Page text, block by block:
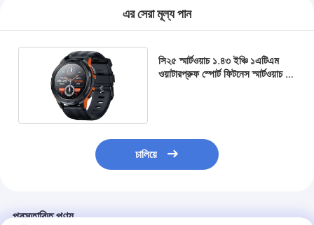
এর সেরা মূল্য পান
সি২৫ স্মার্টওয়াচ ১.৪৩ ইঞ্চি ১এটিএম
ওয়াটারপ্রুফ স্পোর্ট ফিটনেস স্মার্টওয়াচ বড়
চালিয়ে
প্রস্তাবিত পণ্য